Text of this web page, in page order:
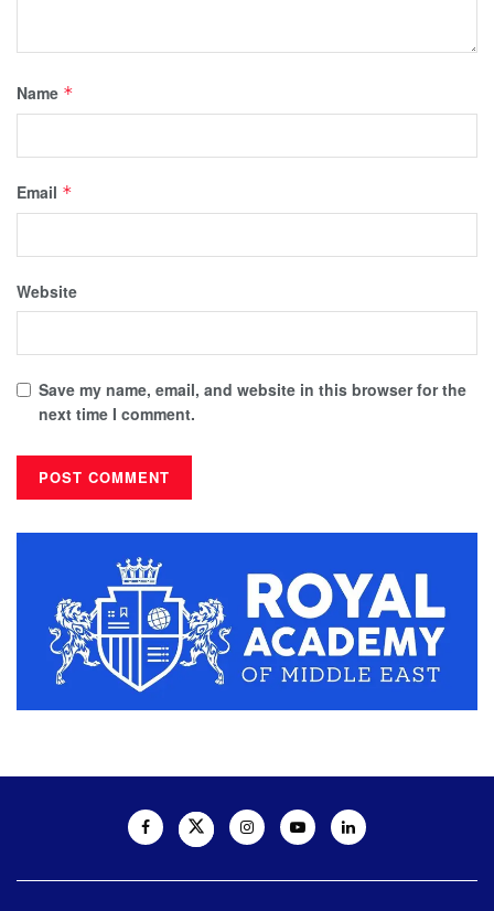
Name *
Email *
Website
Save my name, email, and website in this browser for the
next time I comment.